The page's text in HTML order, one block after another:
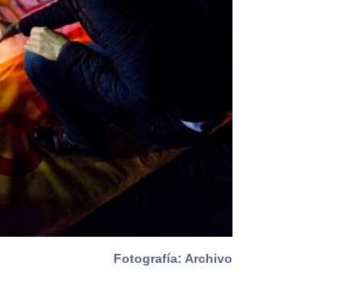
Fotografía: Archivo